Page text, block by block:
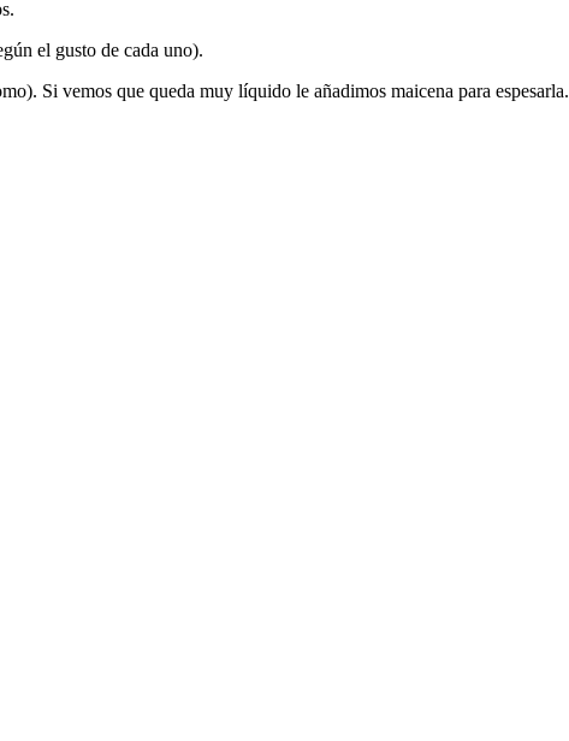
el gusto de cada uno).
Si vemos que queda muy líquido le añadimos maicena para espesarla.